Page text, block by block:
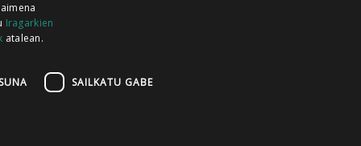
GUKA
GUKA ZUMAIA GUKA
Iragarkien
atalean.
SAILKATU GABE